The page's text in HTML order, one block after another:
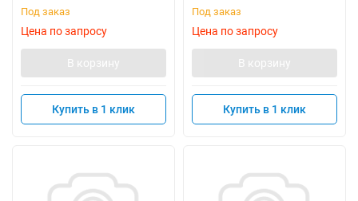
Под заказ
Цена по запросу
В корзину
Купить в 1 клик
Под заказ
Цена по запросу
В корзину
Купить в 1 клик